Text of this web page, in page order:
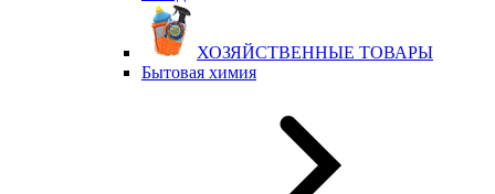
ХОЗЯЙСТВЕННЫЕ ТОВАРЫ
Бытовая химия